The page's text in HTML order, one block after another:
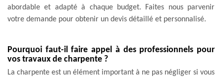
abordable et adapté à chaque budget. Faites nous parvenir
votre demande pour obtenir un devis détaillé et personnalisé.
Pourquoi faut-il faire appel à des professionnels pour
vos travaux de charpente ?
La charpente est un élément important à ne pas négliger si vous